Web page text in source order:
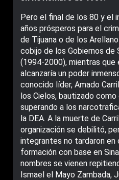
Pero el final de los 80 y el
años prósperos para el
de Tijuana o de los
cobijo de los Gobiernos de
(1994-2000), mientras que
alcanzaría un poder
conocido líder, Amado
los Cielos, bautizado
superando a los
la DEA. A la muerte de
organización se debilitó,
integrantes no tardaron en
formación con base en
nombres se vienen
Ismael el Mayo Zambada,